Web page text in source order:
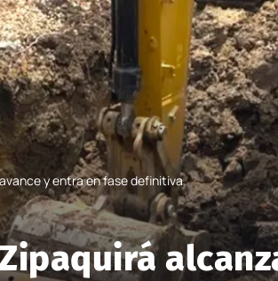
y entra en fase definitiva